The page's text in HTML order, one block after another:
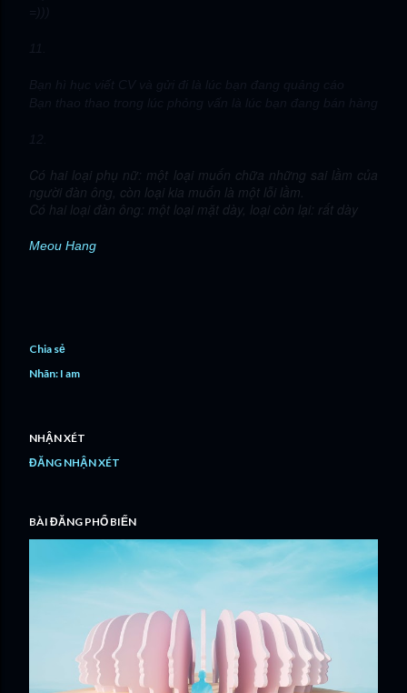
=)))
Bạn hì hục viết CV và gửi đi là lúc bạn đang quảng cáo
Bạn thao thao trong lúc phỏng vấn là lúc bạn đang bán hàng
Có hai loại phụ nữ: một loại muốn chữa những sai lầm của
người đàn ông, còn loại kia muốn là một lỗi lầm.
Có hai loại đàn ông: một loại mặt dày, loại còn lại: rất dày
Meou Hang
Chia sẻ
Nhãn: I am
NHẬN XÉT
ĐĂNG NHẬN XÉT
BÀI ĐĂNG PHỔ BIẾN